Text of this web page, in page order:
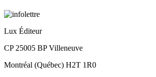
Lux Éditeur
CP 25005 BP Villeneuve
Montréal (Québec) H2T 1R0